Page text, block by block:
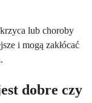
lub choroby
i mogą zakłócać
dobre czy